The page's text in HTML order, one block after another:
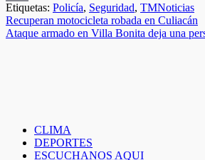
Email
Etiquetas: Policía, Seguridad, TMNoticias
Navegación
de
Recuperan motocicleta robada en Culiacán
Ataque armado en Villa Bonita deja una
CLIMA
DEPORTES
ESCUCHANOS AQUI